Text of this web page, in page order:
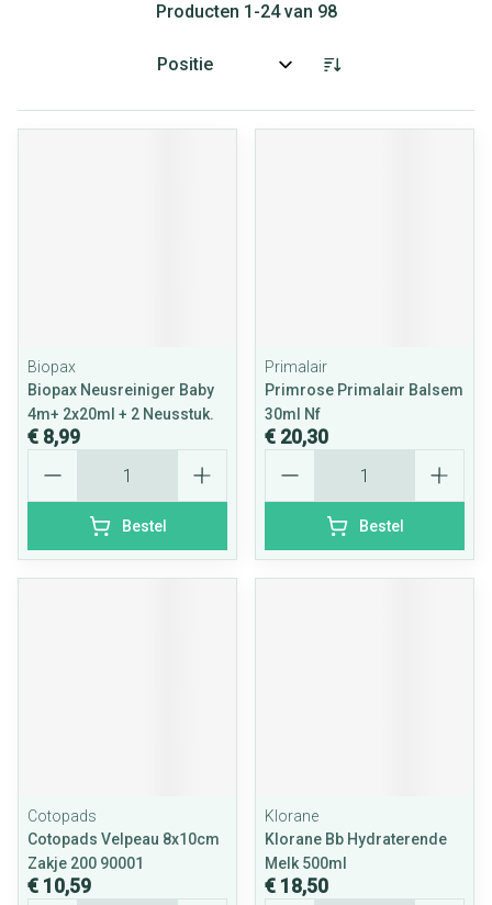
Producten 1 -24van 98
Sorteer op:
Biopax
Biopax Neusreiniger Baby
4m+ 2x20ml + 2 Neusstuk.
€ 8,99
Bestel
Primalair
Primrose Primalair Balsem
30ml Nf
€ 20,30
Bestel
Cotopads
Cotopads Velpeau 8x10cm
Zakje 200 90001
€ 10,59
Klorane
Klorane Bb Hydraterende
Melk 500ml
€ 18,50